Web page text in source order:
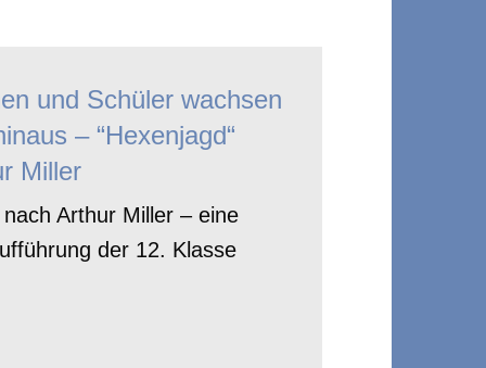
und Schüler wachsen
– “Hexenjagd“
Miller
nach Arthur Miller – eine
der 12. Klasse